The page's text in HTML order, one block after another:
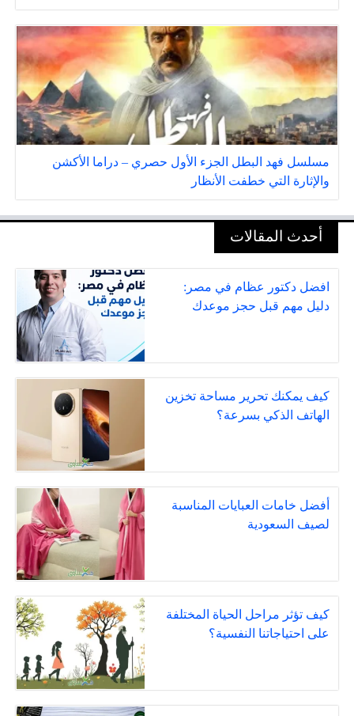
مسلسل فهد البطل الجزء الأول حصري – دراما الأكشن
والإثارة التي خطفت الأنظار
أحدث المقالات
افضل دكتور عظام في مصر:
دليل مهم قبل حجز موعدك
كيف يمكنك تحرير مساحة تخزين
الهاتف الذكي بسرعة؟
أفضل خامات العبايات المناسبة
لصيف السعودية
كيف تؤثر مراحل الحياة المختلفة
على احتياجاتنا النفسية؟